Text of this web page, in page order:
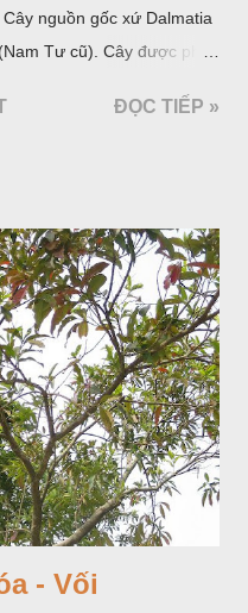
nguồn gốc xứ Dalmatia
Tư cũ). Cây được phân
Nam Tư (cũ), sau lan
kết quả ban đầu (những
thứ hai, thứ ba mới hái
năm.
ĐỌC TIẾP »
- Vối